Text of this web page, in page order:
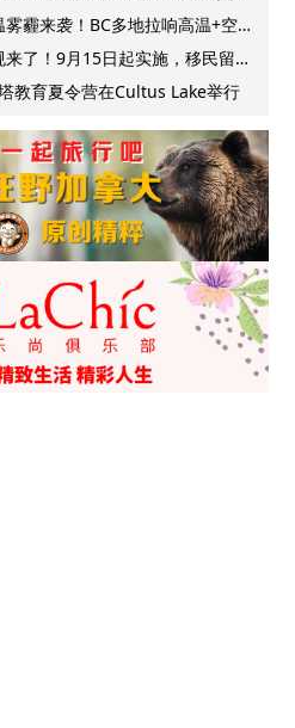
霾来袭！BC多地拉响高温+空气
达35°C！
了！9月15日起实施，移民留学
管！
教育夏令营在Cultus Lake举行